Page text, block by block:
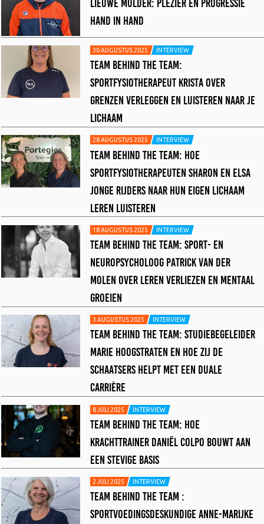
HAND IN HAND
30 AUGUSTUS 2025 INTERVIEW
TEAM BEHIND THE TEAM:
SPORTFYSIOTHERAPEUT KRISTA OVER
GRENZEN VERLEGGEN EN LUISTEREN NAAR JE
LICHAAM
28 AUGUSTUS 2025 INTERVIEW
TEAM BEHIND THE TEAM: HOE
SPORTFYSIOTHERAPEUTEN SHARON EN ELSA
JONGE RIJDERS NAAR HUN EIGEN LICHAAM
LEREN LUISTEREN
18 AUGUSTUS 2025 INTERVIEW
TEAM BEHIND THE TEAM: SPORT- EN
NEUROPSYCHOLOOG PATRICK VAN DER
MOLEN OVER LEREN VERLIEZEN EN MENTAAL
GROEIEN
3 AUGUSTUS 2025 INTERVIEW
TEAM BEHIND THE TEAM: STUDIEBEGELEIDER
MARIE HOOGSTRATEN EN HOE ZIJ DE
SCHAATSERS HELPT MET EEN DUALE
CARRIÈRE
8 JULI 2025 INTERVIEW
TEAM BEHIND THE TEAM: HOE
KRACHTTRAINER DANIËL COLPO BOUWT AAN
EEN STEVIGE BASIS
2 JULI 2025 INTERVIEW
TEAM BEHIND THE TEAM :
SPORTVOEDINGSDESKUNDIGE ANNE-MARIJKE